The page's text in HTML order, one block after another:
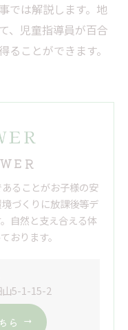
では解説します。地
、児童指導員が百合
ことができます。
ＥＲ
ることがお子様の安
づくりに放課後等デ
自然と支え合える体
おります。
山5-1-15-2
ら